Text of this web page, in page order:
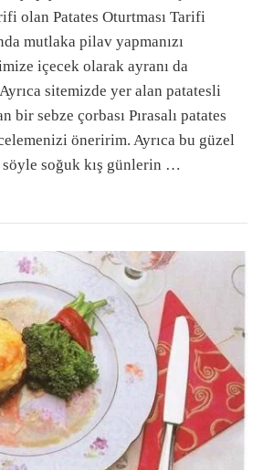
olan Patates Oturtması Tarifi
mutlaka pilav yapmanızı
içecek olarak ayranı da
sitemizde yer alan patatesli
bir sebze çorbası Pırasalı patates
öneririm. Ayrıca bu güzel
söyle soğuk kış günlerin …